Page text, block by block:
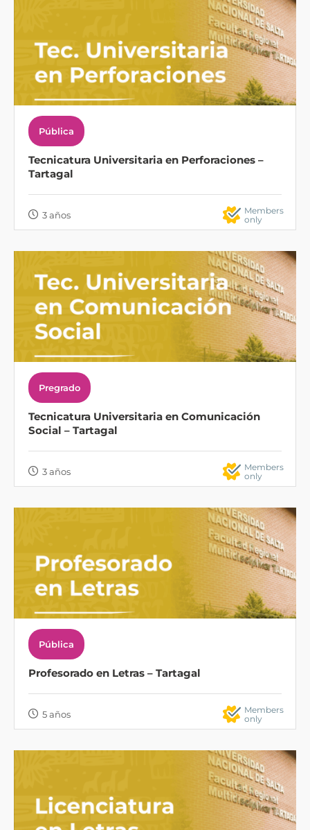
Pública
Tecnicatura Universitaria en Perforaciones –
Tartagal
3 años
Members
only
Pregrado
Tecnicatura Universitaria en Comunicación
Social – Tartagal
3 años
Members
only
Pública
Profesorado en Letras – Tartagal
5 años
Members
only